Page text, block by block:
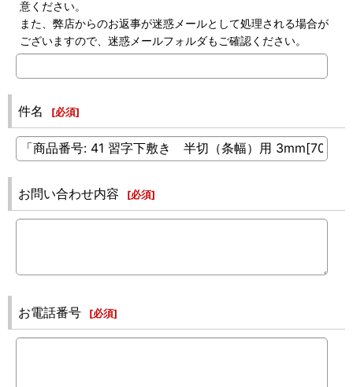
意ください。
また、弊店からのお返事が迷惑メールとして処理される場合が
ございますので、迷惑メールフォルダもご確認ください。
件名 [必須]
お問い合わせ内容 [必須]
お電話番号 [必須]